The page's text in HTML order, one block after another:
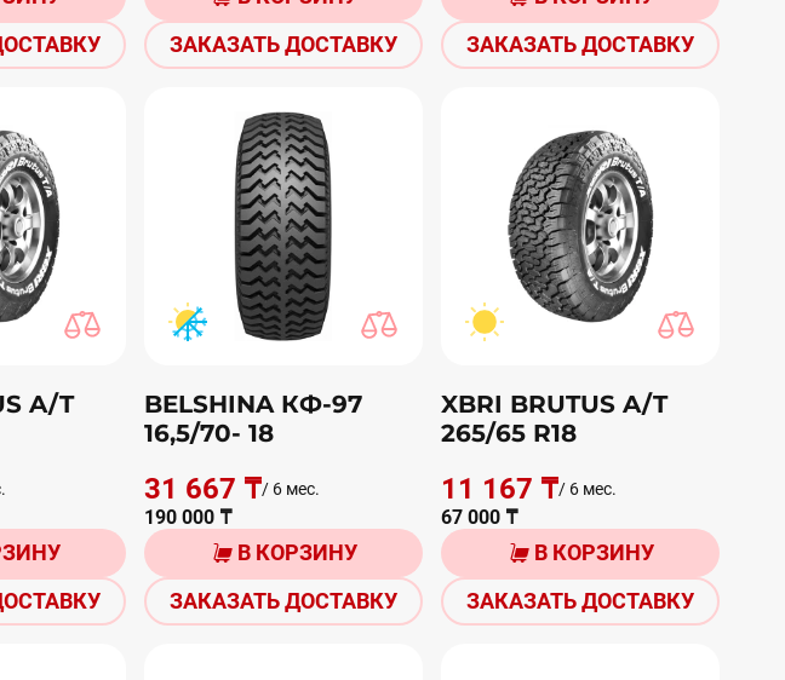
ЗАКАЗАТЬ ДОСТАВКУ
ЗАКАЗАТЬ ДОСТАВКУ
A/T
BELSHINA КФ-97
16,5/70- 18
31 667 ₸/ 6 мес.
190 000 ₸
В КОРЗИНУ
ЗАКАЗАТЬ ДОСТАВКУ
XBRI BRUTUS A/T
265/65 R18
11 167 ₸/ 6 мес.
67 000 ₸
В КОРЗИНУ
ЗАКАЗАТЬ ДОСТАВКУ